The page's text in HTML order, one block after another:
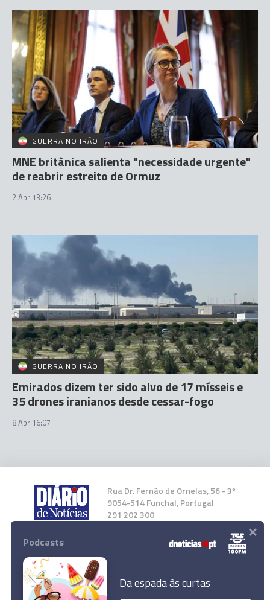
GUERRA NO IRÃO
MNE britânica salienta "necessidade urgente"
de reabrir estreito de Ormuz
2 Abr 13:26
GUERRA NO IRÃO
Emirados dizem ter sido alvo de 17 mísseis e
35 drones iranianos desde cessar-fogo
8 Abr 16:07
Rua Dr. Fernão de Ornelas, 56 - 3º
9054-514 Funchal, Portugal
291 202 300
Instale a nossa App
Podcasts
Da espada às curtas
×